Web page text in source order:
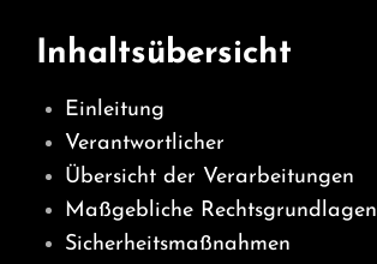
Inhaltsübersicht
Einleitung
Verantwortlicher
Übersicht der Verarbeitungen
Maßgebliche Rechtsgrundlagen
Sicherheitsmaßnahmen